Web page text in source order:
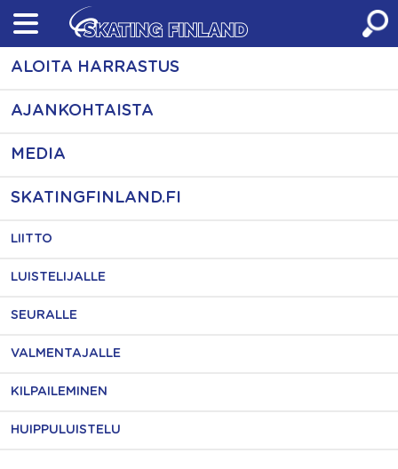
Skip
content
ALOITA HARRASTUS
AJANKOHTAISTA
MEDIA
SKATINGFINLAND.FI
LIITTO
LUISTELIJALLE
SEURALLE
VALMENTAJALLE
KILPAILEMINEN
HUIPPULUISTELU